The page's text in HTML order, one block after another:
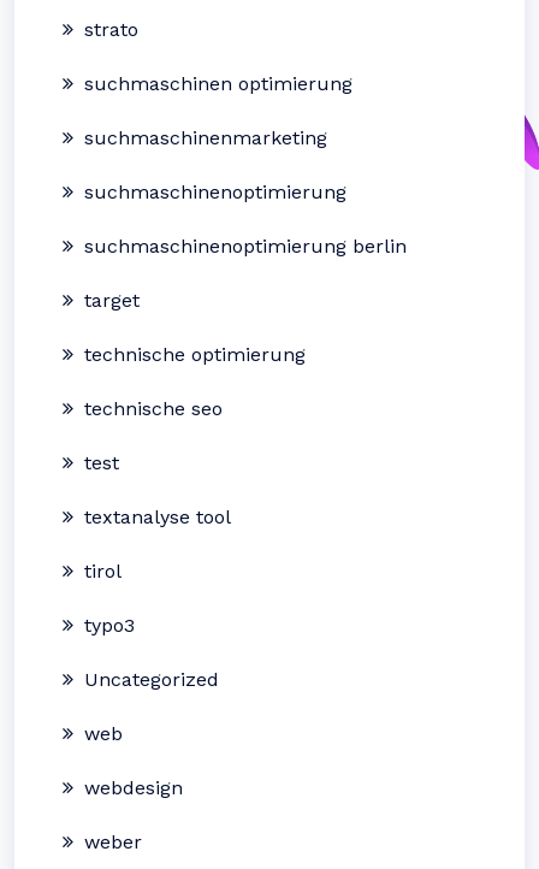
strato
suchmaschinen optimierung
suchmaschinenmarketing
suchmaschinenoptimierung
suchmaschinenoptimierung berlin
target
technische optimierung
technische seo
test
textanalyse tool
tirol
typo3
Uncategorized
web
webdesign
weber